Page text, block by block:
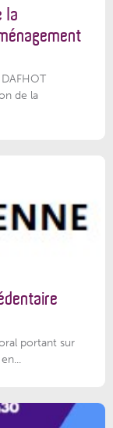
la
de la
portant sur